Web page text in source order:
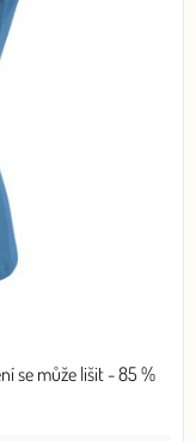
se může lišit - 85 %